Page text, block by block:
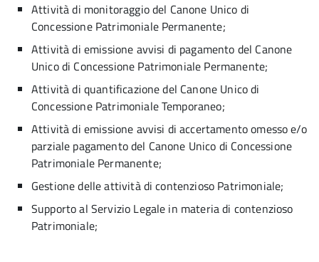
Attività di monitoraggio del Canone Unico di
Concessione Patrimoniale Permanente;
Attività di emissione avvisi di pagamento del Canone
Unico di Concessione Patrimoniale Permanente;
Attività di quantificazione del Canone Unico di
Concessione Patrimoniale Temporaneo;
Attività di emissione avvisi di accertamento omesso e/o
parziale pagamento del Canone Unico di Concessione
Patrimoniale Permanente;
Gestione delle attività di contenzioso Patrimoniale;
Supporto al Servizio Legale in materia di contenzioso
Patrimoniale;